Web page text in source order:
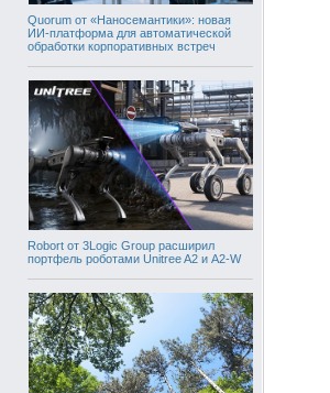
Quorum от «Наносемантики»: новая
ИИ-платформа для автоматической
обработки корпоративных встреч
Robort от 3Logic Group расширил
портфель роботами Unitree A2 и A2-W